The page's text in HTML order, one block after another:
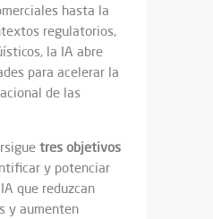
hasta la
regulatorios,
la IA abre
para acelerar la
de las
tres objetivos
y potenciar
que reduzcan
y aumenten